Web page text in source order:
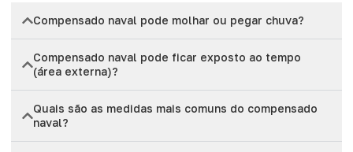
Compensado naval pode molhar ou pegar chuva?
Compensado naval pode ficar exposto ao tempo
(área externa)?
Quais são as medidas mais comuns do compensado
naval?